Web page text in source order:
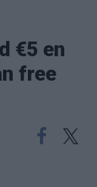
€5 en
free